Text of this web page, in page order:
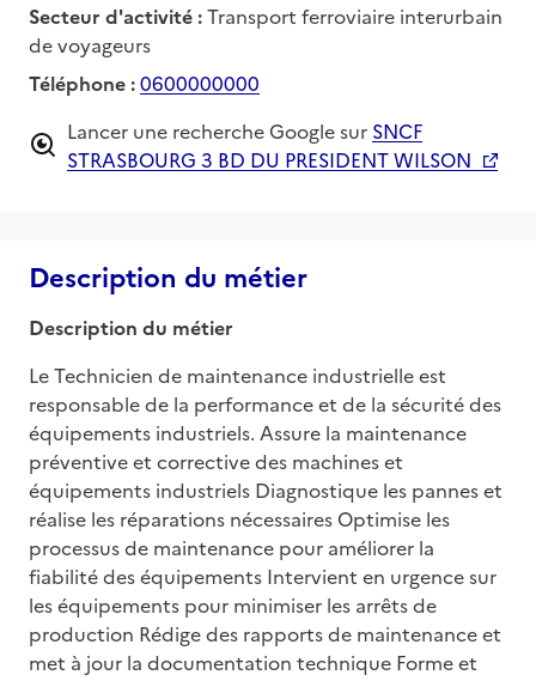
Secteur d'activité :Transport ferroviaire interurbain
de voyageurs
Téléphone :0600000000
Lancer une recherche Google sur SNCF
STRASBOURG 3 BD DU PRESIDENT WILSON
Description du métier
Description du métier
Le Technicien de maintenance industrielle est
responsable de la performance et de la sécurité des
équipements industriels. Assure la maintenance
préventive et corrective des machines et
équipements industriels Diagnostique les pannes et
réalise les réparations nécessaires Optimise les
processus de maintenance pour améliorer la
fiabilité des équipements Intervient en urgence sur
les équipements pour minimiser les arrêts de
production Rédige des rapports de maintenance et
met à jour la documentation technique Forme et